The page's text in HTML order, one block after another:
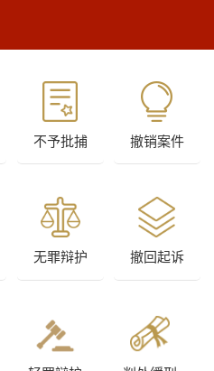
不予批捕 撤销案件
无罪辩护 撤回起诉